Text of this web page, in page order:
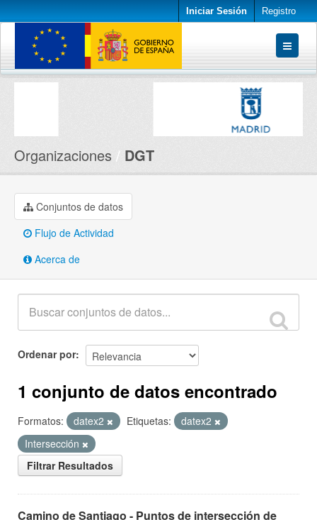
Iniciar Sesión Registro
Conjuntos de datos
Organizaciones DGT
Conjuntos de datos
Flujo de Actividad
Acerca de
Ordenar por
1 conjunto de datos encontrado
Formatos: datex2 Etiquetas:
datex2
Intersección
Filtrar Resultados
Camino de Santiago - Puntos de intersección de